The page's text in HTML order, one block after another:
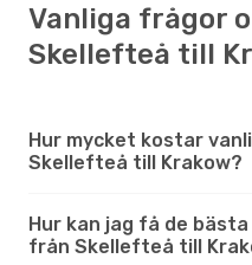
Vanliga frågor
Skellefteå till
Hur mycket kostar
Skellefteå till Krakow?
Hur kan jag få de
från Skellefteå till